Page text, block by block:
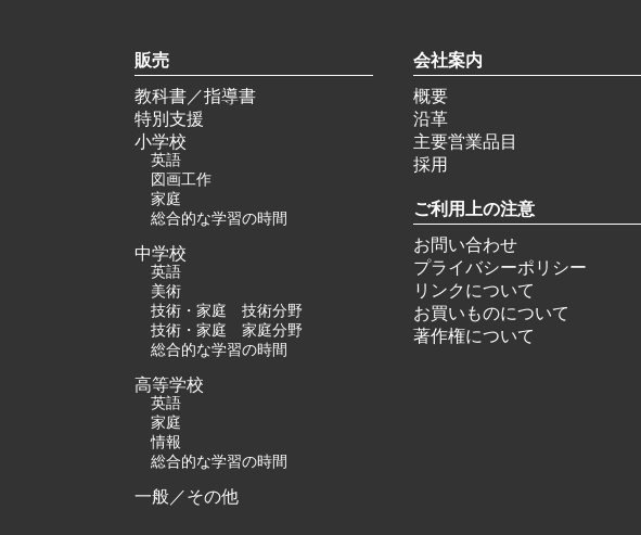
販売
教科書／指導書
特別支援
小学校
英語
図画工作
家庭
総合的な学習の時間
中学校
英語
美術
技術・家庭 技術分野
技術・家庭 家庭分野
総合的な学習の時間
高等学校
英語
家庭
情報
総合的な学習の時間
一般／その他
会社案内
概要
沿革
主要営業品目
採用
ご利用上の注意
お問い合わせ
プライバシーポリシー
リンクについて
お買いものについて
著作権について